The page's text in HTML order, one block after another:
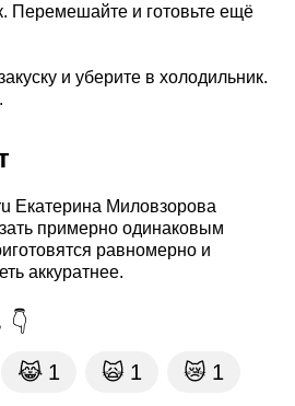
Перемешайте и готовьте ещё
и уберите в холодильник.
Екатерина Миловзорова
примерно одинаковым
равномерно и
аккуратнее.
😹 1 🙀 1 😿 1